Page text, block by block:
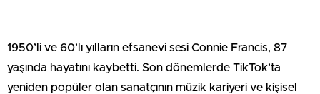
1950’li ve 60’lı yılların efsanevi sesi Connie Francis, 87
yaşında hayatını kaybetti. Son dönemlerde TikTok’ta
yeniden popüler olan sanatçının müzik kariyeri ve kişisel